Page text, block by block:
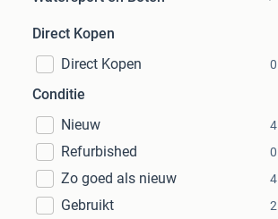
Direct Kopen
Direct Kopen
0
Conditie
Nieuw
4
Refurbished 0
Zo goed als nieuw 4
Gebruikt 2